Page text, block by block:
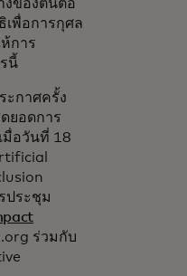
ของตนต่อ
tab
เพื่อการกุศล
การ
นี้
ะกาศครั้ง
ยอดการ
มื่อวันที่ 18
ประชุม
ร่วมกับ